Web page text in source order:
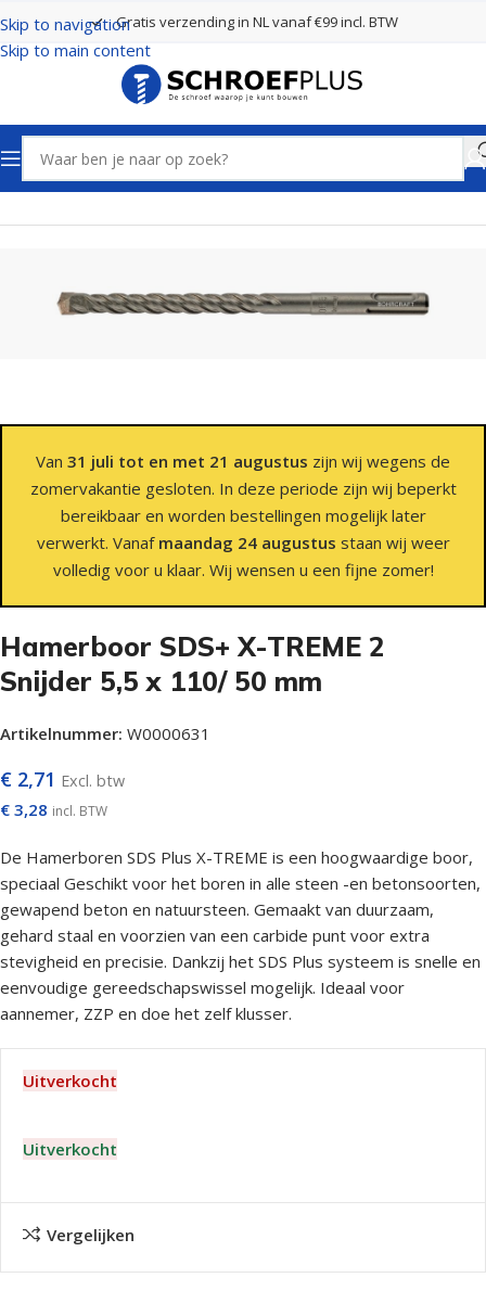
Skip to navigation
Skip to main content
Gratis verzending in NL vanaf €99 incl. BTW
Home Boren SDS Plus Boren 2 Snijders
Van 31 juli tot en met 21 augustus zijn wij wegens de
zomervakantie gesloten. In deze periode zijn wij beperkt
bereikbaar en worden bestellingen mogelijk later
verwerkt. Vanaf maandag 24 augustus staan wij weer
volledig voor u klaar. Wij wensen u een fijne zomer!
Hamerboor SDS+ X-TREME 2
Snijder 5,5 x 110/ 50 mm
Artikelnummer: W0000631
€ 2,71 Excl. btw
€ 3,28 incl. BTW
De Hamerboren SDS Plus X-TREME is een hoogwaardige boor,
speciaal Geschikt voor het boren in alle steen -en betonsoorten,
gewapend beton en natuursteen. Gemaakt van duurzaam,
gehard staal en voorzien van een carbide punt voor extra
stevigheid en precisie. Dankzij het SDS Plus systeem is snelle en
eenvoudige gereedschapswissel mogelijk. Ideaal voor
aannemer, ZZP en doe het zelf klusser.
Uitverkocht
Uitverkocht
Vergelijken